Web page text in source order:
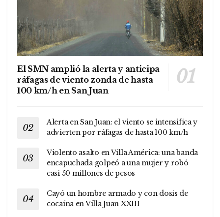
El SMN amplió la alerta y anticipa
ráfagas de viento zonda de hasta
100 km/h en San Juan
Alerta en San Juan: el viento se intensifica y
advierten por ráfagas de hasta 100 km/h
Violento asalto en Villa América: una banda
encapuchada golpeó a una mujer y robó
casi 50 millones de pesos
Cayó un hombre armado y con dosis de
cocaína en Villa Juan XXIII